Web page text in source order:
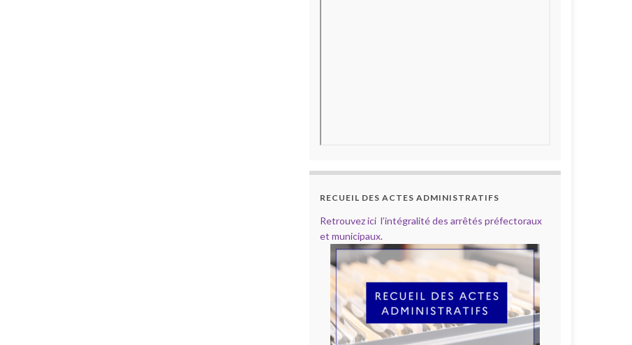
RECUEIL DES ACTES ADMINISTRATIFS
Retrouvez ici l’intégralité des arrêtés préfectoraux
et municipaux.